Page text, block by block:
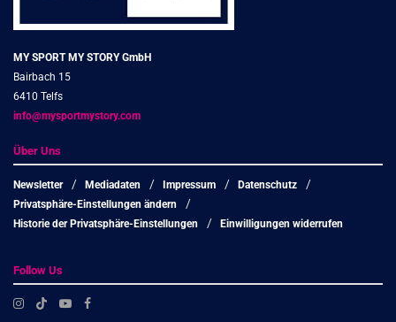
MY SPORT MY STORY GmbH
Bairbach 15
6410 Telfs
info@mysportmystory.com
Über Uns
Newsletter Mediadaten Impressum
Datenschutz
Privatsphäre-Einstellungen ändern
Historie der Privatsphäre-Einstellungen
Einwilligungen widerrufen
Follow Us